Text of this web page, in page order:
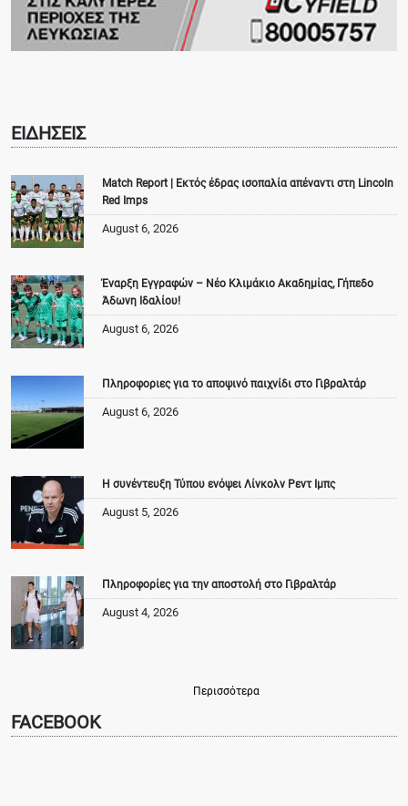
ΕΙΔΗΣΕΙΣ
Match Report | Εκτός έδρας ισοπαλία απέναντι στη Lincoln
Red Imps
August 6, 2026
Έναρξη Εγγραφών – Νέο Κλιμάκιο Ακαδημίας, Γήπεδο
Άδωνη Ιδαλίου!
August 6, 2026
Πληροφοριες για το αποψινό παιχνίδι στο Γιβραλτάρ
August 6, 2026
Η συνέντευξη Τύπου ενόψει Λίνκολν Ρεντ Ιμπς
August 5, 2026
Πληροφορίες για την αποστολή στο Γιβραλτάρ
August 4, 2026
Περισσότερα
FACEBOOK